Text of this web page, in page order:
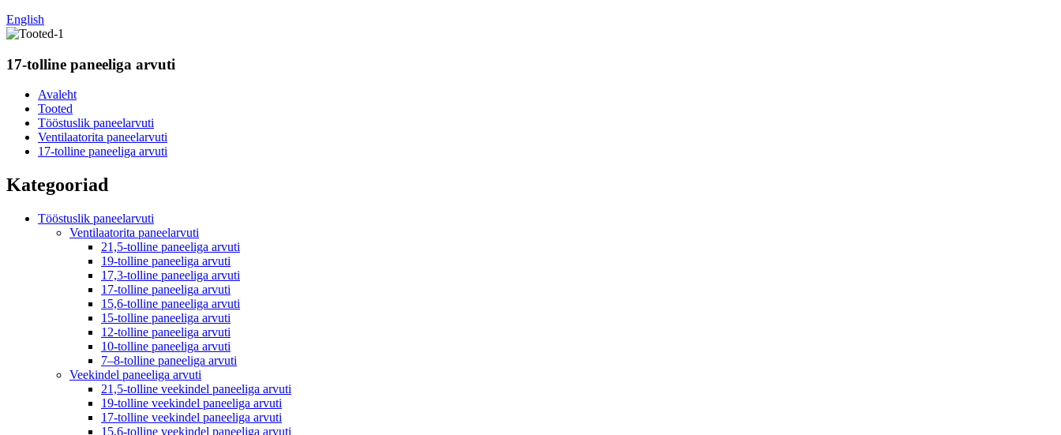
English
17-tolline paneeliga arvuti
Avaleht
Tooted
Tööstuslik paneelarvuti
Ventilaatorita paneelarvuti
17-tolline paneeliga arvuti
Kategooriad
Tööstuslik paneelarvuti
Ventilaatorita paneelarvuti
21,5-tolline paneeliga arvuti
19-tolline paneeliga arvuti
17,3-tolline paneeliga arvuti
17-tolline paneeliga arvuti
15,6-tolline paneeliga arvuti
15-tolline paneeliga arvuti
12-tolline paneeliga arvuti
10-tolline paneeliga arvuti
7–8-tolline paneeliga arvuti
Veekindel paneeliga arvuti
21,5-tolline veekindel paneeliga arvuti
19-tolline veekindel paneeliga arvuti
17-tolline veekindel paneeliga arvuti
15,6-tolline veekindel paneeliga arvuti